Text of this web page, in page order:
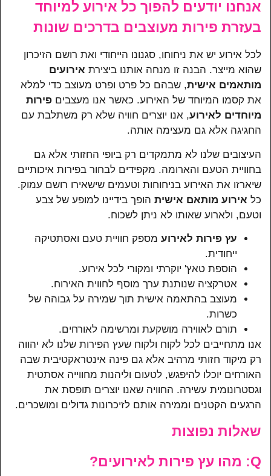
אנחנו יודעים להפוך כל אירוע למיוחד
בעזרת פירות מעוצבים בדרכים שונות
לכל אירוע יש את ניחוחו, סגנונו הייחודי ואת רושם הזיכרון
שהוא מייצר. הבנה זו מנחה אותנו ביצירת אירועים
מותאמים אישית, שבהם כל פרט ופרט מעוצב כדי למלא
את קסמו המיוחד של האירוע. כאשר אנו מעצבים פירות
מיוחדים לאירוע, אנו יוצרים חוויה שלא רק משתלבת עם
החגיגה אלא גם מעצימה אותה.
העיצובים שלנו לא מתמקדים רק ביופי החזותי אלא גם
בחוויית הטעם והארומה. מקפידים לבחור בפירות איכותיים
שיארזו את האירוע בניחוחות וטעמים שישאירו רושם עמוק.
כל אירוע מותאם אישית הופך בידיינו למופע של צבע
וטעם, ולארוע שאותו לא ניתן לשכוח.
עץ פירות לאירוע מספק חוויית טעם ואסתטיקה
ייחודית.
הוספת טאץ' יוקרתי ומקורי לכל אירוע.
אטרקציה שנותנת ערך מוסף לחווית האירוח.
מעוצב בהתאמה אישית תוך שמירה על גבוהה של
כשרות.
תורם לאווירה מושקעת ומרשימה לאורחים.
אנו מתחייבים לכל לקוח ולקוח שעץ הפירות שלנו לא יהווה
רק מיקוד חזותי מרהיב אלא גם פינה אינטראקטיבית שבה
האורחים יוכלו להיפגש, לטעום וליהנות מחווייה אסתטית
וגסטרונומית עשירה. החוויה שאנו יוצרים תופסת את
הרגעים הקטנים וממירה אותם לזיכרונות גדולים ומושכרים.
שאלות נפוצות
Q: מהו עץ פירות לאירועים?